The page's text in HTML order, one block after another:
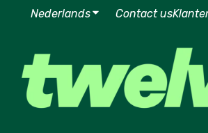
NederlandsSubmenu tonen voor
Contact us